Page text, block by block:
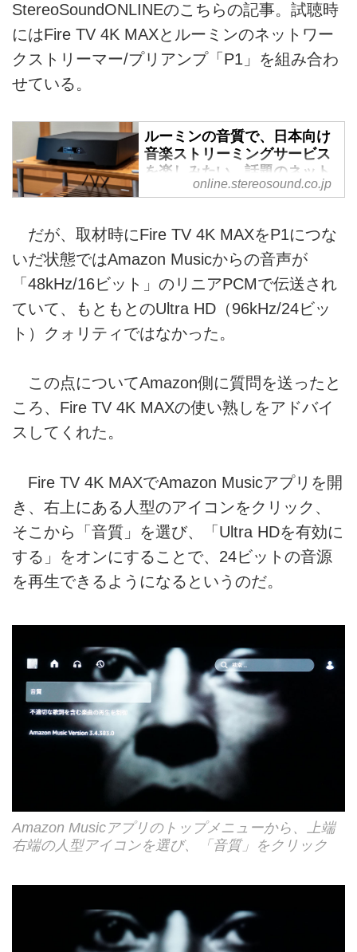
StereoSoundONLINEのこちらの記事。試聴時
にはFire TV 4K MAXとルーミンのネットワー
クストリーマー/プリアンプ「P1」を組み合わ
せている。
ルーミンの音質で、日本向け
音楽ストリーミングサービス
を楽しみたい。話題のネット
ワークストリーマー「LUMIN
の再生方法を徹底検証 -
Stereo Sound ONLINE
ネットワークオーディオプレーヤ
ーを中心にラインナップしてきた
LUMIN（ルーミン）は、今では一
体型システムやパワーアンプなど
まで展開するハイエンドブランド
そんなルーミン製品で今回注目し
たのは、ARCに対応したHDMI端
子を持ち、プリアンプ機能まで備
を組み合わせれば日本で契約でき
るハイレゾストリーミング音楽サ
ービスまで楽しめる。今回は特に
「Amazon Music...
online.stereosound.co.jp
だが、取材時にFire TV 4K MAXをP1につな
いだ状態ではAmazon Musicからの音声が
「48kHz/16ビット」のリニアPCMで伝送され
ていて、もともとのUltra HD（96kHz/24ビッ
ト）クォリティではなかった。
この点についてAmazon側に質問を送ったと
ころ、Fire TV 4K MAXの使い熟しをアドバイ
スしてくれた。
Fire TV 4K MAXでAmazon Musicアプリを開
き、右上にある人型のアイコンをクリック、
そこから「音質」を選び、「Ultra HDを有効に
する」をオンにすることで、24ビットの音源
を再生できるようになるというのだ。
Amazon Musicアプリのトップメニューから、上端
右端の人型アイコンを選び、「音質」をクリック